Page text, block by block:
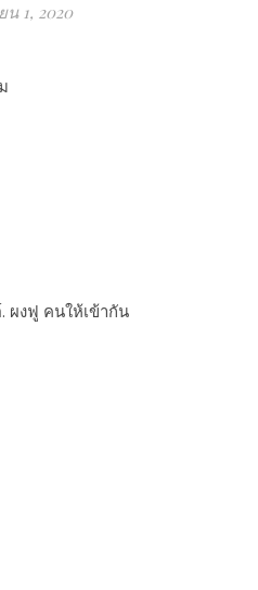
น 1, 2020
ผงฟู คนให้เข้ากัน